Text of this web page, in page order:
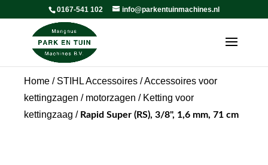
0167-541 102 info@parkentuinmachines.nl
Home / STIHL Accessoires /Accessoires voor
kettingzagen / motorzagen / Ketting voor
kettingzaag / Rapid Super (RS), 3/8", 1,6 mm, 71 cm